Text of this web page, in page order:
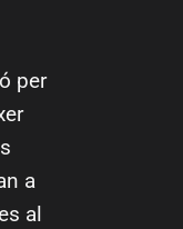
per
a
al